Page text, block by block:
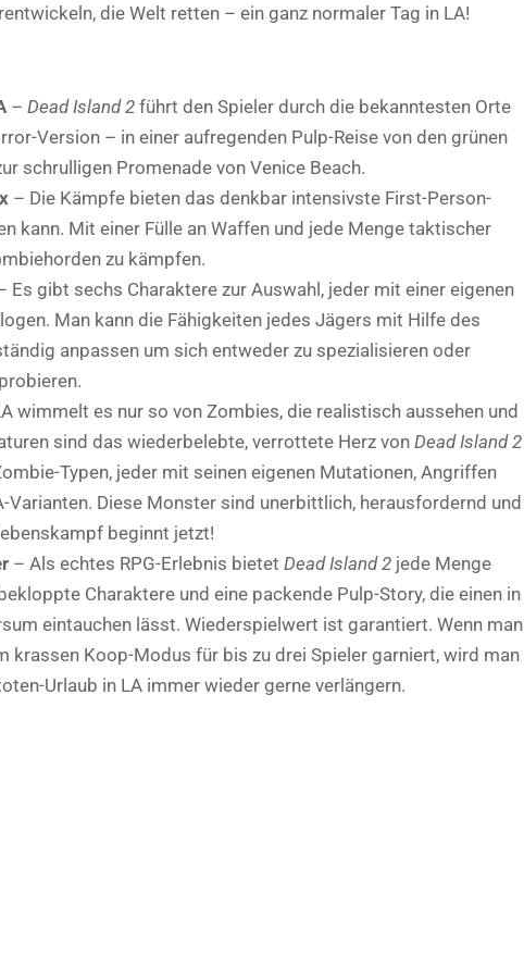
die Welt retten – ein ganz normaler Tag in LA!
– Dead Island 2 führt den Spieler durch die bekanntesten Orte
Version – in einer aufregenden Pulp-Reise von den grünen
schrulligen Promenade von Venice Beach.
– Die Kämpfe bieten das denkbar intensivste First-Person-
kann. Mit einer Fülle an Waffen und jede Menge taktischer
zu kämpfen.
Es gibt sechs Charaktere zur Auswahl, jeder mit einer eigenen
Man kann die Fähigkeiten jedes Jägers mit Hilfe des
anpassen um sich entweder zu spezialisieren oder
wimmelt es nur so von Zombies, die realistisch aussehen und
sind das wiederbelebte, verrottete Herz von Dead Island 2
Typen, jeder mit seinen eigenen Mutationen, Angriffen
Varianten. Diese Monster sind unerbittlich, herausfordernd und
beginnt jetzt!
– Als echtes RPG-Erlebnis bietet Dead Island 2 jede Menge
Charaktere und eine packende Pulp-Story, die einen in
eintauchen lässt. Wiederspielwert ist garantiert. Wenn man
krassen Koop-Modus für bis zu drei Spieler garniert, wird man
Urlaub in LA immer wieder gerne verlängern.